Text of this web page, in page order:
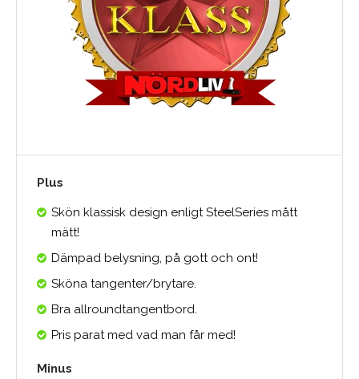
Plus
Skön klassisk design enligt SteelSeries mått
mätt!
Dämpad belysning, på gott och ont!
Sköna tangenter/brytare.
Bra allroundtangentbord.
Pris parat med vad man får med!
Minus